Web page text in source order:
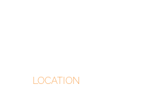
LOCATION